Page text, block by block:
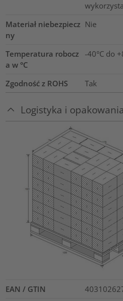
Materiał niebezpiecz
ny
Nie
Temperatura robocz
a w °C
-40°C do
Zgodność z ROHS Tak
Logistyka i opakowania
EAN / GTIN